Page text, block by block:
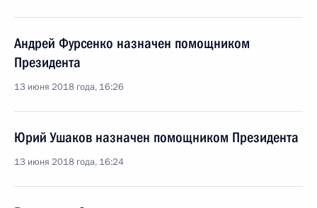
Андрей Фурсенко назначен помощником
Президента
13 июня 2018 года, 16:26
Юрий Ушаков назначен помощником Президента
13 июня 2018 года, 16:24